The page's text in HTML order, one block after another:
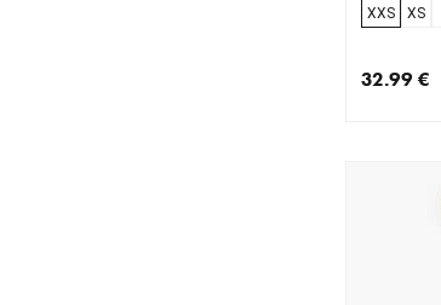
XXS XS
32.99 €